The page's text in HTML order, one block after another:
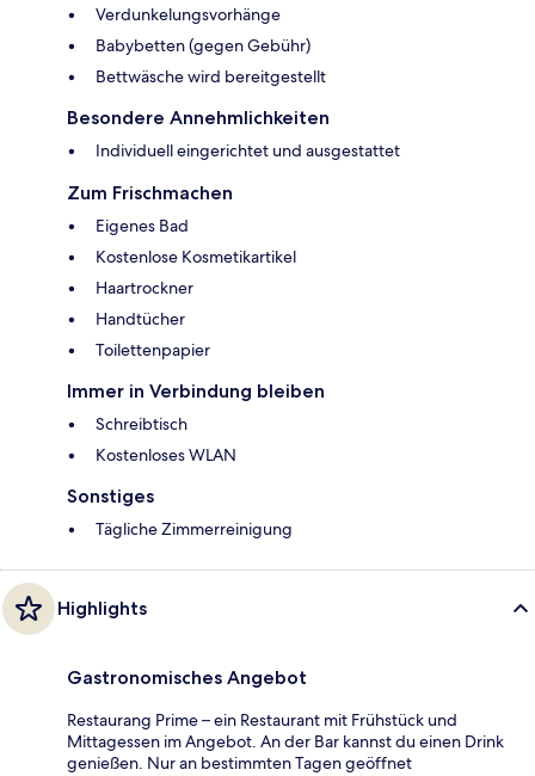
Verdunkelungsvorhänge
Babybetten (gegen Gebühr)
Bettwäsche wird bereitgestellt
Besondere Annehmlichkeiten
Individuell eingerichtet und ausgestattet
Zum Frischmachen
Eigenes Bad
Kostenlose Kosmetikartikel
Haartrockner
Handtücher
Toilettenpapier
Immer in Verbindung bleiben
Schreibtisch
Kostenloses WLAN
Sonstiges
Tägliche Zimmerreinigung
Highlights
Gastronomisches Angebot
Restaurang Prime – ein Restaurant mit Frühstück und
Mittagessen im Angebot. An der Bar kannst du einen Drink
genießen. Nur an bestimmten Tagen geöffnet